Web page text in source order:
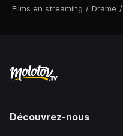
Films en streaming / Drame /
Découvrez-nous